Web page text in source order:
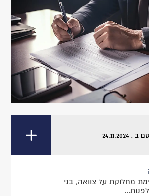
: 24.11.2024
מחלוקת על צוואה, בני